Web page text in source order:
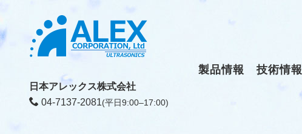
製品情報 技術情報
日本アレックス株式会社
04-7137-2081(平日9:00–17:00)